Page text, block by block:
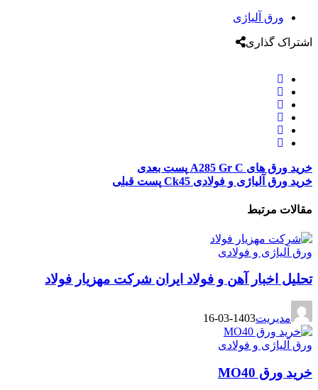
ورق آلیاژی
اشتراک گذاری
خرید ورق های A285 Gr C
پست بعدی
خرید ورق آلیاژی و فولادی Ck45
پست قبلی
مقالات مرتبط
ورق آلیاژی و فولادی
تحلیل اخبار آهن و فولاد ایران شرکت مهزیار فولاد
مدیریت1403-03-16
ورق آلیاژی و فولادی
خرید ورق MO40